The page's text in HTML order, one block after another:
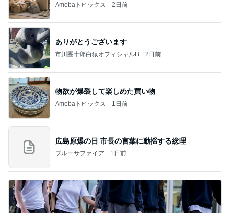
Amebaトピックス 2日前
ありがとうございます
市川團十郎白猿オフィシャルB 2日前
物欲が爆裂して楽しめた買い物
Amebaトピックス 1日前
広島原爆の日 市長の言葉に動揺する総理
ブルーサファイア 1日前